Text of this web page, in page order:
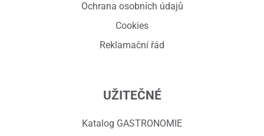
Ochrana osobních údajů
Cookies
Reklamační řád
UŽITEČNÉ
Katalog GASTRONOMIE